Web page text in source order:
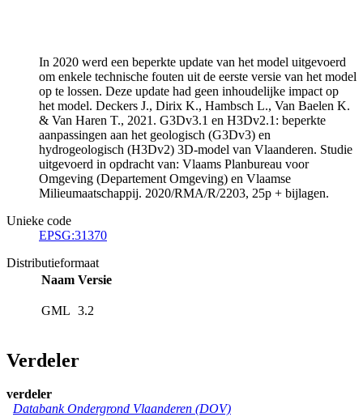
In 2020 werd een beperkte update van het model uitgevoerd
om enkele technische fouten uit de eerste versie van het model
op te lossen. Deze update had geen inhoudelijke impact op
het model. Deckers J., Dirix K., Hambsch L., Van Baelen K.
& Van Haren T., 2021. G3Dv3.1 en H3Dv2.1: beperkte
aanpassingen aan het geologisch (G3Dv3) en
hydrogeologisch (H3Dv2) 3D-model van Vlaanderen. Studie
uitgevoerd in opdracht van: Vlaams Planbureau voor
Omgeving (Departement Omgeving) en Vlaamse
Milieumaatschappij. 2020/RMA/R/2203, 25p + bijlagen.
Unieke code
EPSG:31370
Distributieformaat
Naam Versie
GML 3.2
Verdeler
verdeler
Databank Ondergrond Vlaanderen (DOV)